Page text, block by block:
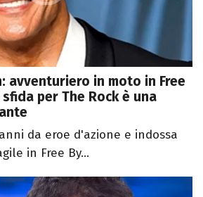
avventuriero in moto in Free
per The Rock è una
da eroe d'azione e indossa
in Free By...